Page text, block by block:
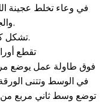
والجوز والتريمولين.
- تشكل كويرات من العجين.
- تقطع أوراق الفيلو إلى مربعات
في الوسط وتتنى
توضع وسط ثاني مربع من